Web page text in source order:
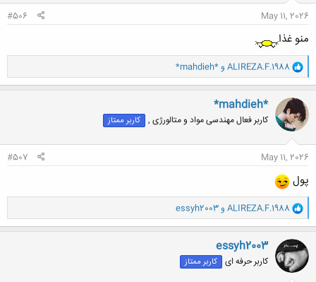
May 11, 2026
#506
منو غذا
و
ا
ک
ن
ش
ه
ا
ALIREZA.F.1988 و*mahdieh*
*mahdieh*
کاربر فعال مهندسی مواد و متالورژی , کاربر ممتاز
May 11, 2026
#507
پول
و
ا
ک
ن
ش
ه
ا
ALIREZA.F.1988 و essyh2003
essyh2003
کاربر حرفه ای کاربر ممتاز